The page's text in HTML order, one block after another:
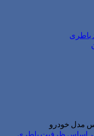
باطری
مدل خودرو
بر اساس ظرفیت باطری